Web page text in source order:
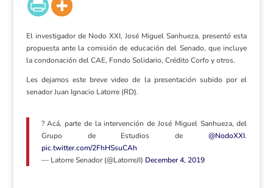
El investigador de Nodo XXI, José Miguel Sanhueza, presentó esta
propuesta ante la comisión de educación del Senado, que incluye
la condonación del CAE, Fondo Solidario, Crédito Corfo y otros.
Les dejamos este breve video de la presentación subido por el
senador Juan Ignacio Latorre (RD).
? Acá, parte de la intervención de José Miguel Sanhueza, del
Grupo de Estudios de@NodoXXI.
pic.twitter.com/2FhHSsuCAh
— Latorre Senador (@LatorreJI) December 4, 2019